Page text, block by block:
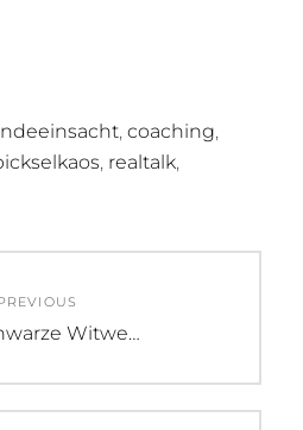
, coaching,
, realtalk,
Witwe…